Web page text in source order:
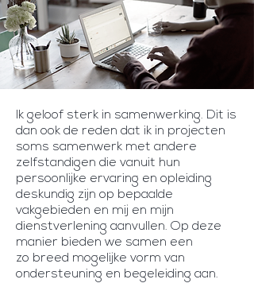
Ik geloof sterk in samenwerking. Dit is
dan ook de reden dat ik in projecten
soms samenwerk met andere
zelfstandigen die vanuit hun
persoonlijke ervaring en opleiding
deskundig zijn op bepaalde
vakgebieden en mij en mijn
dienstverlening aanvullen. Op deze
manier bieden we samen een
zo breed mogelijke vorm van
ondersteuning en begeleiding aan.